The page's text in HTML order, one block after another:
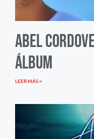
Abel
Álbum
LEER MÁS »